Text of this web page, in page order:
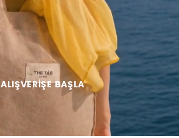
ALIŞVERIŞE BAŞLA